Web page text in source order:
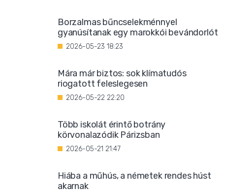
Borzalmas bűncselekménnyel
gyanúsítanak egy marokkói bevándorlót
2026-05-23 18:23
Mára már biztos: sok klímatudós
riogatott feleslegesen
2026-05-22 22:20
Több iskolát érintő botrány
körvonalazódik Párizsban
2026-05-21 21:47
Hiába a műhús, a németek rendes húst
akarnak